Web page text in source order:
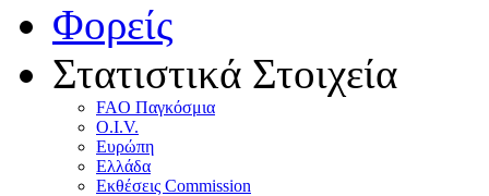
Φορείς
Στατιστικά Στοιχεία
FAO Παγκόσμια
O.I.V.
Ευρώπη
Ελλάδα
Eκθέσεις Commission